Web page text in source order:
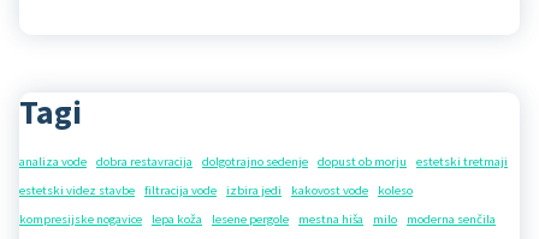
Tagi
analiza vode dobra restavracija dolgotrajno sedenje dopust ob morju
estetski tretmaji
estetski videz stavbe
filtracija vode izbira jedi kakovost vode
koleso
kompresijske nogavice
lepa koža lesene pergole mestna hiša milo
moderna senčila